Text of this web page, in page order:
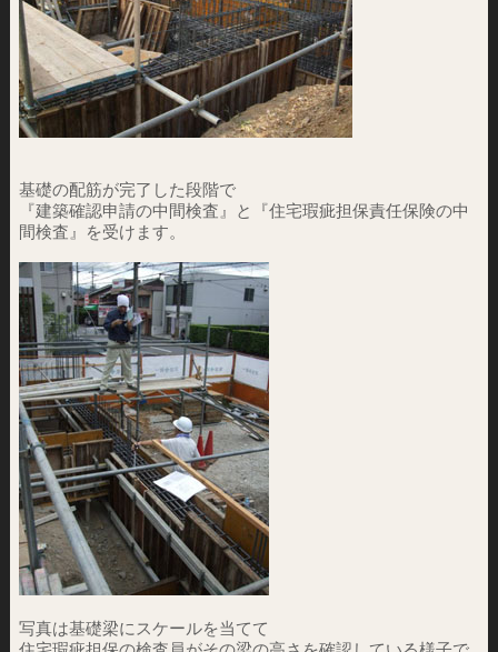
基礎の配筋が完了した段階で
『建築確認申請の中間検査』と『住宅瑕疵担保責任保険の中
間検査』を受けます。
写真は基礎梁にスケールを当てて